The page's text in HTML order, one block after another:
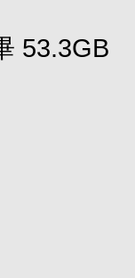
53.3GB